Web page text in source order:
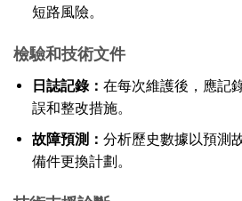
短路風險。
檢驗和技術文件
日誌記錄： 在每次維護後，應記
誤和整改措施。
故障預測： 分析歷史數據以預測
備件更換計劃。